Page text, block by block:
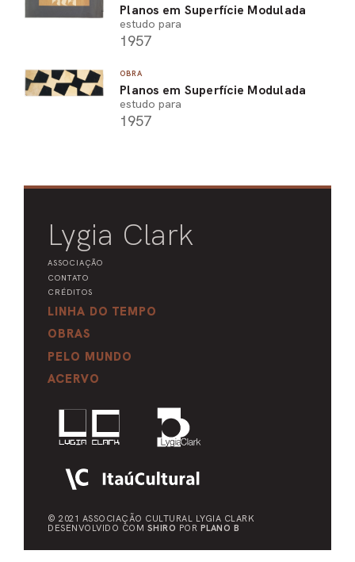
Planos em Superfície Modulada
estudo para
1957
OBRA
Planos em Superfície Modulada
estudo para
1957
Lygia Clark
ASSOCIAÇÃO
CONTATO
CRÉDITOS
LINHA DO TEMPO
OBRAS
PELO MUNDO
ACERVO
© 2021 ASSOCIAÇÃO CULTURAL LYGIA CLARK
DESENVOLVIDO COM SHIRO POR PLANO B